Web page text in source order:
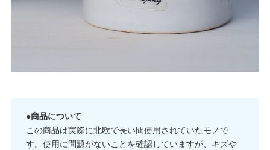
●商品について
この商品は実際に北欧で長い間使用されていたモノで
す。使用に問題がないことを確認していますが、キズや